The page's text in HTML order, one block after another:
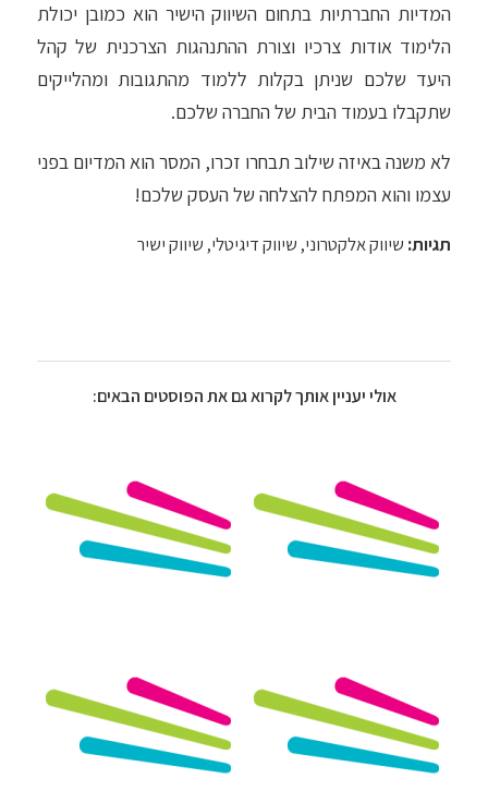
המדיות החברתיות בתחום השיווק הישיר הוא כמובן יכולת
הלימוד אודות צרכיו וצורת ההתנהגות הצרכנית של קהל
היעד שלכם שניתן בקלות ללמוד מהתגובות ומהלייקים
שתקבלו בעמוד הבית של החברה שלכם.
לא משנה באיזה שילוב תבחרו זכרו, המסר הוא המדיום בפני
עצמו והוא המפתח להצלחה של העסק שלכם!
תגיות: שיווק אלקטרוני, שיווק דיגיטלי, שיווק ישיר
אולי יעניין אותך לקרוא גם את הפוסטים הבאים: